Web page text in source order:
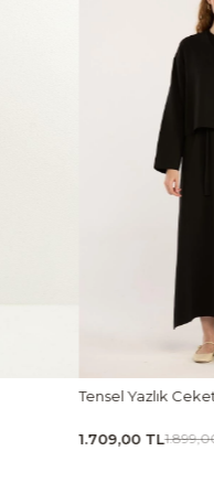
Tensel Yazlık
1.709,00 TL